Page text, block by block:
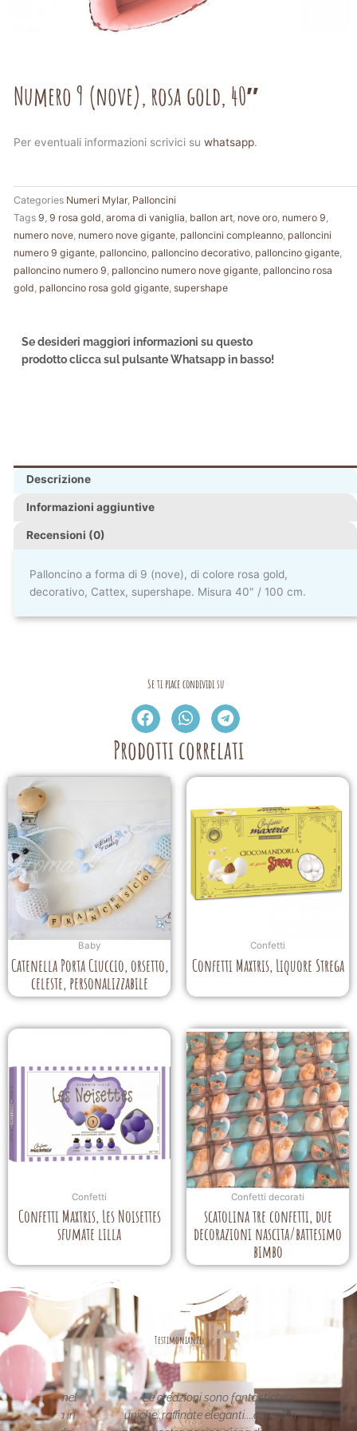
Numero 9 (nove), rosa gold, 40″
Per eventuali informazioni scrivici su whatsapp.
Categories Numeri Mylar, Palloncini
Tags 9 9 rosa gold aroma di vaniglia ballon art nove oro numero 9
numero nove numero nove gigante palloncini compleanno palloncini
numero 9 gigante palloncino palloncino decorativo palloncino gigante
palloncino numero 9 palloncino numero nove gigante palloncino rosa
gold palloncino rosa gold gigante supershape
Se desideri maggiori informazioni su questo
prodotto clicca sul pulsante Whatsapp in basso!
Descrizione
Informazioni aggiuntive
Recensioni (0)
Palloncino a forma di 9 (nove), di colore rosa gold,
decorativo, Cattex, supershape. Misura 40″ / 100 cm.
Se ti piace condividi su
Prodotti correlati
Baby
Catenella Porta Ciuccio, orsetto,
celeste, personalizzabile
Confetti
Confetti Maxtris, Liquore Strega
Confetti
Confetti Maxtris, Les Noisettes
sfumate lilla
Confetti decorati
scatolina tre confetti, due
decorazioni nascita/battesimo
bimbo
Testimonianze
nel
in
Le creazioni sono fantastiche e
uniche..raffinate eleganti....complimenti